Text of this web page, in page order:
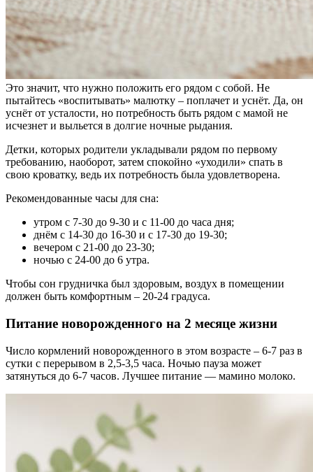
Это значит, что нужно положить его рядом с собой. Не
пытайтесь «воспитывать» малютку – поплачет и уснёт. Да, он
уснёт от усталости, но потребность быть рядом с мамой не
исчезнет и выльется в долгие ночные рыдания.
Детки, которых родители укладывали рядом по первому
требованию, наоборот, затем спокойно «уходили» спать в
свою кроватку, ведь их потребность была удовлетворена.
Рекомендованные часы для сна:
утром с 7-30 до 9-30 и с 11-00 до часа дня;
днём с 14-30 до 16-30 и с 17-30 до 19-30;
вечером с 21-00 до 23-30;
ночью с 24-00 до 6 утра.
Чтобы сон грудничка был здоровым, воздух в помещении
должен быть комфортным – 20-24 градуса.
Питание новорожденного на 2 месяце жизни
Число кормлений новорожденного в этом возрасте – 6-7 раз в
сутки с перерывом в 2,5-3,5 часа. Ночью пауза может
затянуться до 6-7 часов. Лучшее питание — мамино молоко.